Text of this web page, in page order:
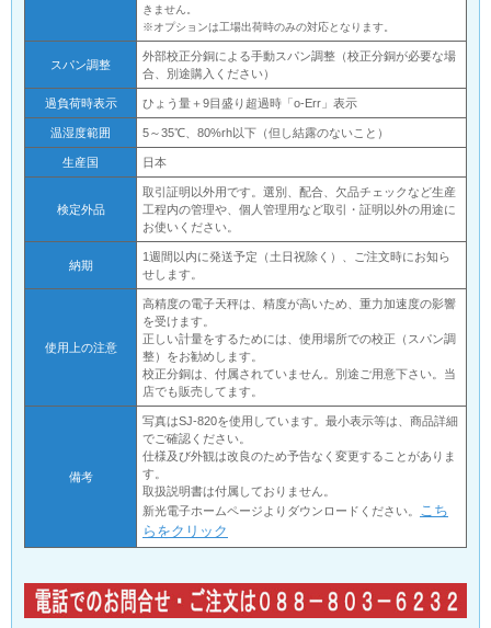
きません。
※オプションは工場出荷時のみの対応となります。
スパン調整
外部校正分銅による手動スパン調整（校正分銅が必要な場
合、別途購入ください）
過負荷時表示 ひょう量＋9目盛り超過時「o-Err」表示
温湿度範囲 5～35℃、80%rh以下（但し結露のないこと）
生産国 日本
検定外品
取引証明以外用です。選別、配合、欠品チェックなど生産
工程内の管理や、個人管理用など取引・証明以外の用途に
お使いください。
納期
1週間以内に発送予定（土日祝除く）、ご注文時にお知ら
せします。
使用上の注意
高精度の電子天秤は、精度が高いため、重力加速度の影響
を受けます。
正しい計量をするためには、使用場所での校正（スパン調
整）をお勧めします。
校正分銅は、付属されていません。別途ご用意下さい。当
店でも販売してます。
備考
写真はSJ-820を使用しています。最小表示等は、商品詳細
でご確認ください。
仕様及び外観は改良のため予告なく変更することがありま
す。
取扱説明書は付属しておりません。
新光電子ホームページよりダウンロードください。 こち
らをクリック